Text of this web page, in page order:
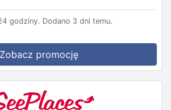
godziny. Dodano 3 dni temu.
Zobacz promocję